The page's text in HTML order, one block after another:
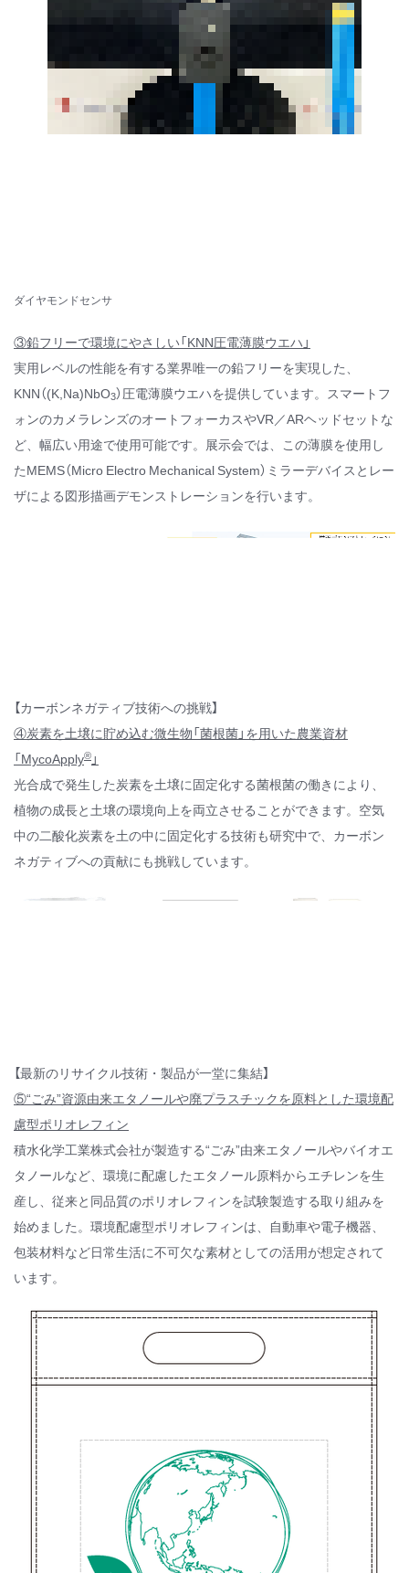
ダイヤモンドセンサ
③鉛フリーで環境にやさしい「KNN圧電薄膜ウエハ」
実用レベルの性能を有する業界唯一の鉛フリーを実現した、
KNN（(K,Na)NbO3）圧電薄膜ウエハを提供しています。スマートフ
ォンのカメラレンズのオートフォーカスやVR／ARヘッドセットな
ど、幅広い用途で使用可能です。展示会では、この薄膜を使用し
たMEMS（Micro Electro Mechanical System）ミラーデバイスとレー
ザによる図形描画デモンストレーションを行います。
【カーボンネガティブ技術への挑戦】
④炭素を土壌に貯め込む微生物「菌根菌」を用いた農業資材
「MycoApply® 」
光合成で発生した炭素を土壌に固定化する菌根菌の働きにより、
植物の成長と土壌の環境向上を両立させることができます。空気
中の二酸化炭素を土の中に固定化する技術も研究中で、カーボン
ネガティブへの貢献にも挑戦しています。
【最新のリサイクル技術・製品が一堂に集結】
⑤“ごみ”資源由来エタノールや廃プラスチックを原料とした環境配
慮型ポリオレフィン
積水化学工業株式会社が製造する“ごみ”由来エタノールやバイオエ
タノールなど、環境に配慮したエタノール原料からエチレンを生
産し、従来と同品質のポリオレフィンを試験製造する取り組みを
始めました。環境配慮型ポリオレフィンは、自動車や電子機器、
包装材料など日常生活に不可欠な素材としての活用が想定されて
います。